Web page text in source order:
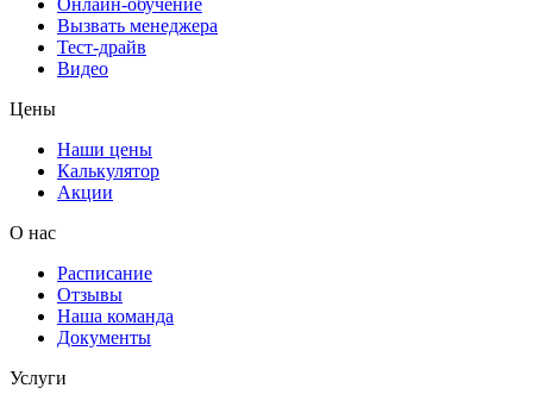
Онлайн-обучение
Вызвать менеджера
Тест-драйв
Видео
Цены
Наши цены
Калькулятор
Акции
О нас
Расписание
Отзывы
Наша команда
Документы
Услуги